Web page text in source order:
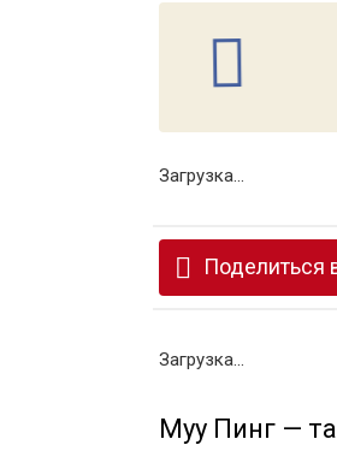
Загрузка...
Поделиться
Загрузка...
Муу Пинг —